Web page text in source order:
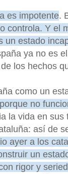
es impotente.
controla. Y el
un estado
ya no es
los hechos
como un
no
la vida en sus
así de
ayer a los
un
rigor y